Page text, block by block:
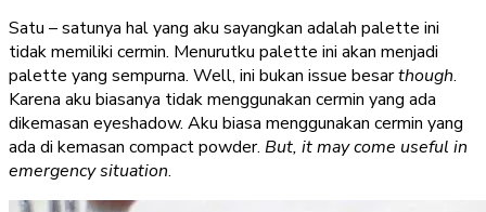
Satu – satunya hal yang aku sayangkan adalah palette ini
tidak memiliki cermin. Menurutku palette ini akan menjadi
palette yang sempurna. Well, ini bukan issue besarthough.
Karena aku biasanya tidak menggunakan cermin yang ada
dikemasan eyeshadow. Aku biasa menggunakan cermin yang
ada di kemasan compact powder. But, it may come useful in
emergency situation.